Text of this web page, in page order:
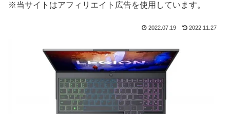
※当サイトはアフィリエイト広告を使用しています。
2022.07.19 2022.11.27